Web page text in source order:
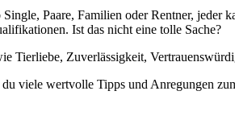
Paare, Familien oder Rentner, jeder
Ist das nicht eine tolle Sache?
Tierliebe, Zuverlässigkeit,
viele wertvolle Tipps und Anregungen